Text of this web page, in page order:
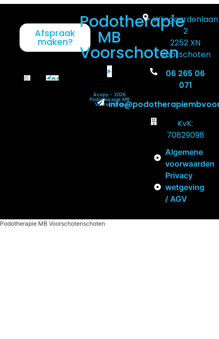
Afspraak
maken?
Podotherapie
MB
Voorschoten
&copy - 2026
Podotherapie MB
Voorschoten
Wijngaardenlaan
2
2252 XN
Voorschoten
06 265 06
071
KvK:
70829098
Algemene
voorwaarden
Privacy
wetgeving
/ AGV
Podotherapie MB Voorschotenschoten